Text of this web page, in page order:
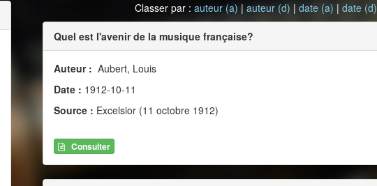
Classer par :auteur (a) |auteur (d) |date (a) |date (d)
Quel est l'avenir de la musique française?
Auteur : Aubert, Louis
Date : 1912-10-11
Source : Excelsior (11 octobre 1912)
Consulter